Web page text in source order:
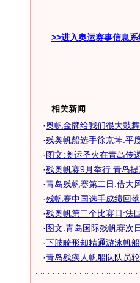
>>进入奥运赛事信息
相关新闻
·奥帆金牌给我们很大鼓
·残奥帆船选手徐京坤:平
·图文:奥运圣火在青岛传
·残奥帆赛9月举行 青岛
·青岛残帆赛第二日:借大
·残帆赛中国选手成绩回
·残奥帆第二个比赛日:法
·图文:青岛国际残帆赛次
·下肢畸形却精通游泳帆
·青岛残疾人帆船队队员